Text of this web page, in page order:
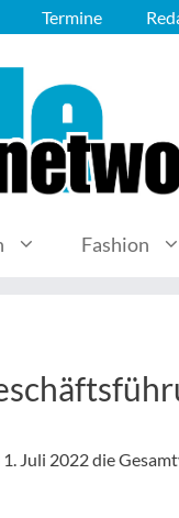
Termine
Fashion
Juli 2022 die